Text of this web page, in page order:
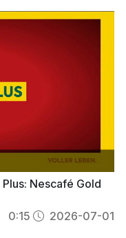
Nescafé Gold
0:15 2026-07-01